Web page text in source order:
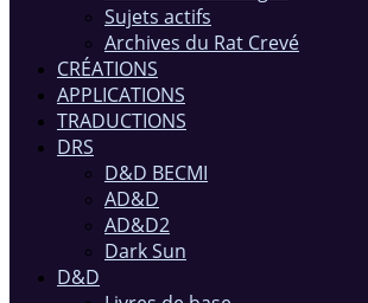
Sujets actifs
Archives du Rat Crevé
CRÉATIONS
APPLICATIONS
TRADUCTIONS
DRS
D&D BECMI
AD&D
AD&D2
Dark Sun
D&D